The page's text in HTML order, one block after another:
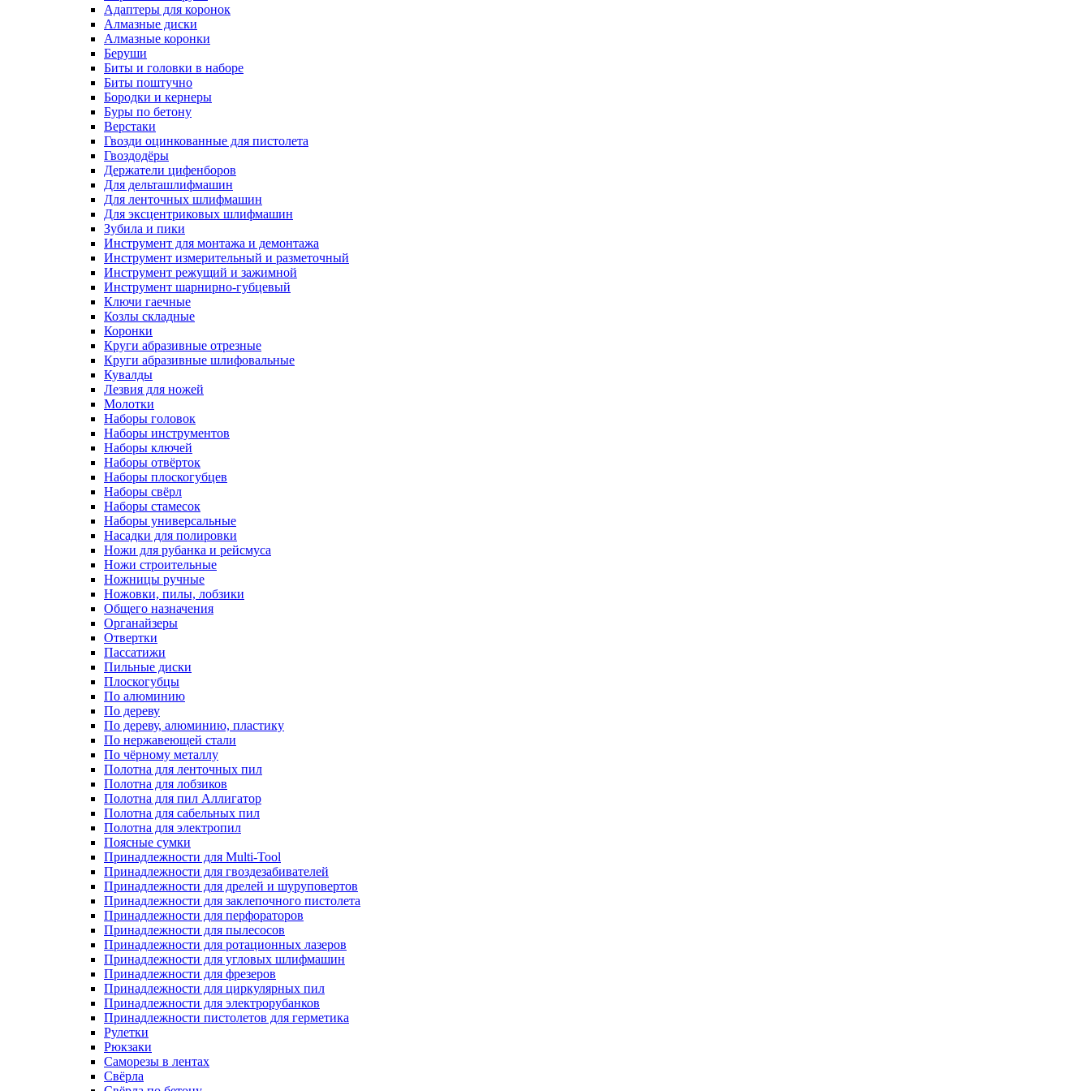
Адаптеры для коронок
Алмазные диски
Алмазные коронки
Беруши
Биты и головки в наборе
Биты поштучно
Бородки и кернеры
Буры по бетону
Верстаки
Гвозди оцинкованные для пистолета
Гвоздодёры
Держатели цифенборов
Для дельташлифмашин
Для ленточных шлифмашин
Для эксцентриковых шлифмашин
Зубила и пики
Инструмент для монтажа и демонтажа
Инструмент измерительный и разметочный
Инструмент режущий и зажимной
Инструмент шарнирно-губцевый
Ключи гаечные
Козлы складные
Коронки
Круги абразивные отрезные
Круги абразивные шлифовальные
Кувалды
Лезвия для ножей
Молотки
Наборы головок
Наборы инструментов
Наборы ключей
Наборы отвёрток
Наборы плоскогубцев
Наборы свёрл
Наборы стамесок
Наборы универсальные
Насадки для полировки
Ножи для рубанка и рейсмуса
Ножи строительные
Ножницы ручные
Ножовки, пилы, лобзики
Общего назначения
Органайзеры
Отвертки
Пассатижи
Пильные диски
Плоскогубцы
По алюминию
По дереву
По дереву, алюминию, пластику
По нержавеющей стали
По чёрному металлу
Полотна для ленточных пил
Полотна для лобзиков
Полотна для пил Аллигатор
Полотна для сабельных пил
Полотна для электропил
Поясные сумки
Принадлежности для Multi-Tool
Принадлежности для гвоздезабивателей
Принадлежности для дрелей и шуруповертов
Принадлежности для заклепочного пистолета
Принадлежности для перфораторов
Принадлежности для пылесосов
Принадлежности для ротационных лазеров
Принадлежности для угловых шлифмашин
Принадлежности для фрезеров
Принадлежности для циркулярных пил
Принадлежности для электрорубанков
Принадлежности пистолетов для герметика
Рулетки
Рюкзаки
Саморезы в лентах
Свёрла